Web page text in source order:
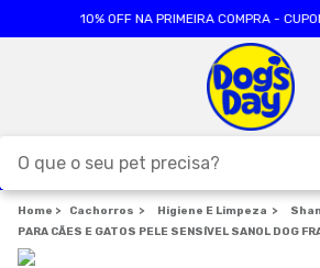
10% OFF NA PRIMEIRA COMPRA -
Cachorros Higiene E Limpeza
PARA CÃES E GATOS PELE SENSÍVEL SANOL DOG
TERMOS MAIS